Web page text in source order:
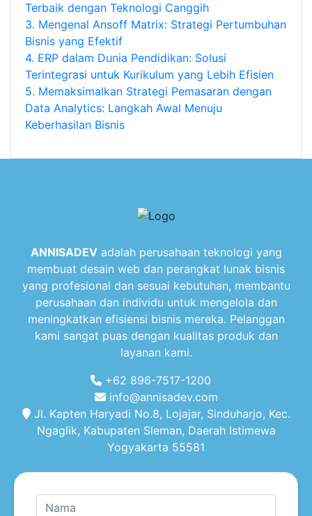
Terbaik dengan Teknologi Canggih
3. Mengenal Ansoff Matrix: Strategi Pertumbuhan
Bisnis yang Efektif
4. ERP dalam Dunia Pendidikan: Solusi
Terintegrasi untuk Kurikulum yang Lebih Efisien
5. Memaksimalkan Strategi Pemasaran dengan
Data Analytics: Langkah Awal Menuju
Keberhasilan Bisnis
ANNISADEVadalah perusahaan teknologi yang
membuat desain web dan perangkat lunak bisnis
yang profesional dan sesuai kebutuhan, membantu
perusahaan dan individu untuk mengelola dan
meningkatkan efisiensi bisnis mereka. Pelanggan
kami sangat puas dengan kualitas produk dan
layanan kami.
+62 896-7517-1200
info@annisadev.com
Jl. Kapten Haryadi No.8, Lojajar, Sinduharjo, Kec.
Ngaglik, Kabupaten Sleman, Daerah Istimewa
Yogyakarta 55581